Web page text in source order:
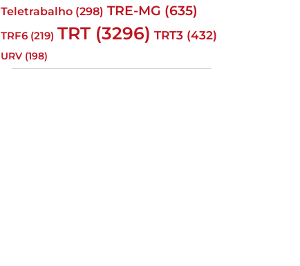
Teletrabalho (298) TRE-MG (635)
TRF6 (219) TRT (3296) TRT3 (432)
URV (198)